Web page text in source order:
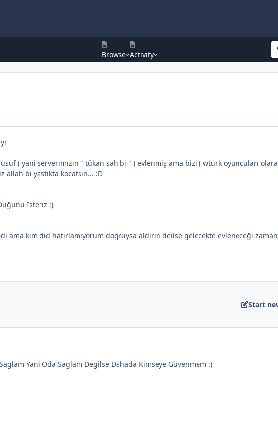
Browse Activity
( yani serverımızın " tükan sahibi " ) evlenmiş ama bizi ( wturk oyuncuları
bi yastıkta kocatsın... :D
İsteriz :)
ama kim did hatırlamıyorum dogruysa aldırın deilse gelecekte evleneceği
Start
Yani Oda Saglam Degilse Dahada Kimseye Güvenmem :)